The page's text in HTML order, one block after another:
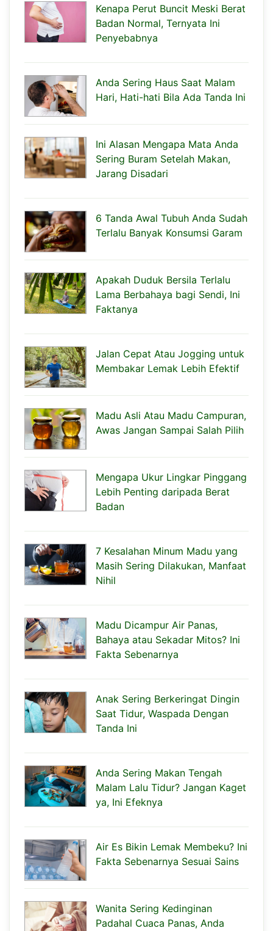
Kenapa Perut Buncit Meski Berat
Badan Normal, Ternyata Ini
Penyebabnya
Anda Sering Haus Saat Malam
Hari, Hati-hati Bila Ada Tanda Ini
Ini Alasan Mengapa Mata Anda
Sering Buram Setelah Makan,
Jarang Disadari
6 Tanda Awal Tubuh Anda Sudah
Terlalu Banyak Konsumsi Garam
Apakah Duduk Bersila Terlalu
Lama Berbahaya bagi Sendi, Ini
Faktanya
Jalan Cepat Atau Jogging untuk
Membakar Lemak Lebih Efektif
Madu Asli Atau Madu Campuran,
Awas Jangan Sampai Salah Pilih
Mengapa Ukur Lingkar Pinggang
Lebih Penting daripada Berat
Badan
7 Kesalahan Minum Madu yang
Masih Sering Dilakukan, Manfaat
Nihil
Madu Dicampur Air Panas,
Bahaya atau Sekadar Mitos? Ini
Fakta Sebenarnya
Anak Sering Berkeringat Dingin
Saat Tidur, Waspada Dengan
Tanda Ini
Anda Sering Makan Tengah
Malam Lalu Tidur? Jangan Kaget
ya, Ini Efeknya
Air Es Bikin Lemak Membeku? Ini
Fakta Sebenarnya Sesuai Sains
Wanita Sering Kedinginan
Padahal Cuaca Panas, Anda